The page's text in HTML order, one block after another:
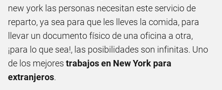
new york las personas necesitan este servicio de
reparto, ya sea para que les lleves la comida, para
llevar un documento físico de una oficina a otra,
¡para lo que sea!, las posibilidades son infinitas. Uno
de los mejores trabajos en New York para
extranjeros.